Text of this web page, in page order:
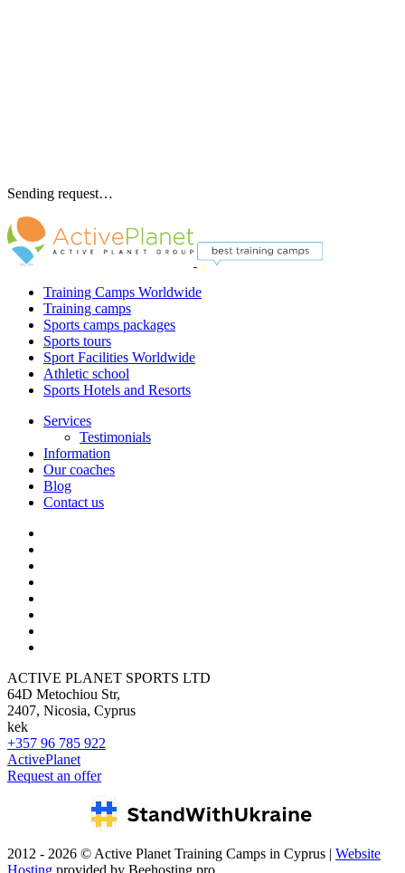
Sending request…
Training Camps Worldwide
Training camps
Sports camps packages
Sports tours
Sport Facilities Worldwide
Athletic school
Sports Hotels and Resorts
Services
Testimonials
Information
Our coaches
Blog
Contact us
ACTIVE PLANET SPORTS LTD
64D Metochiou Str,
2407, Nicosia, Cyprus
kek
+357 96 785 922
ActivePlanet
Request an offer
2012 - 2026 © Active Planet Training Camps in Cyprus | Website